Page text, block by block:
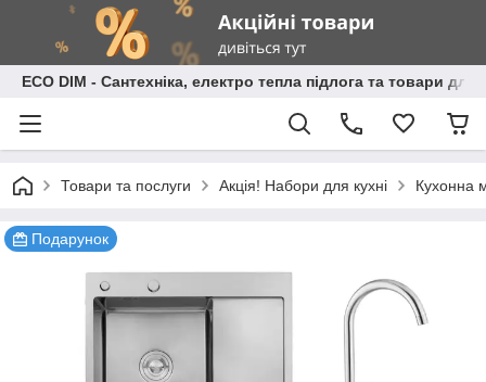
ECO DIM - Сантехніка, електро тепла підлога та товари для
Товари та послуги Акція! Набори для кухні Кухонна
Подарунок